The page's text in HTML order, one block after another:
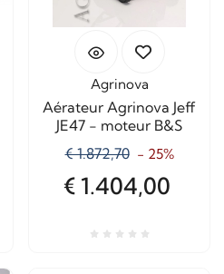
Agrinova
Aérateur Agrinova Jeff
JE47 - moteur B&S
€ 1.872,70 - 25%
€ 1.404,00